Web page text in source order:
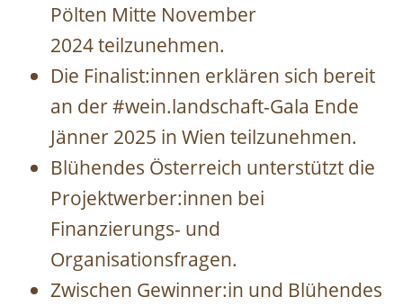
Pölten Mitte November
2024 teilzunehmen.
Die Finalist:innen erklären sich bereit
an der #wein.landschaft-Gala Ende
Jänner 2025 in Wien teilzunehmen.
Blühendes Österreich unterstützt die
Projektwerber:innen bei
Finanzierungs- und
Organisationsfragen.
Zwischen Gewinner:in und Blühendes